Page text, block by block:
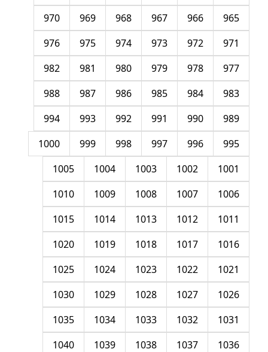
965
966
967
968
969
970
971
972
973
974
975
976
977
978
979
980
981
982
983
984
985
986
987
988
989
990
991
992
993
994
995
996
997
998
999
1000
1001
1002
1003
1004
1005
1006
1007
1008
1009
1010
1011
1012
1013
1014
1015
1016
1017
1018
1019
1020
1021
1022
1023
1024
1025
1026
1027
1028
1029
1030
1031
1032
1033
1034
1035
1036
1037
1038
1039
1040